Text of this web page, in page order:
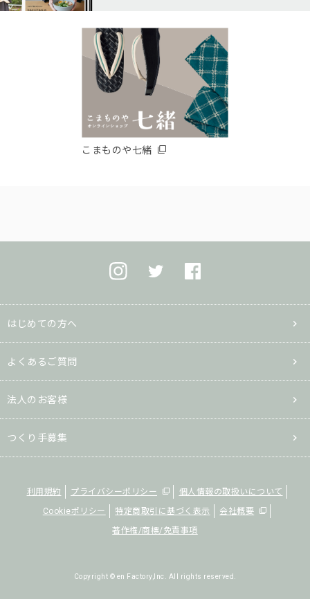
こまものや七緒
はじめての方へ
よくあるご質問
法人のお客様
つくり手募集
利用規約 プライバシーポリシー
個人情報の取扱いについて
Cookieポリシー
特定商取引に基づく表示
会社概要
著作権/商標/免責事項
Copyright © en Factory,Inc. All rights reserved.